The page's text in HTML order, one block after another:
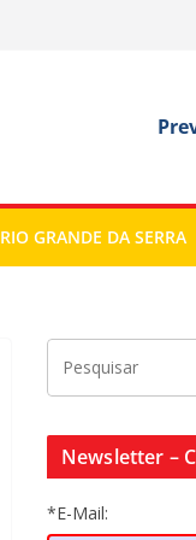
RIO GRANDE DA SERRA
Newsletter –
*E-Mail: